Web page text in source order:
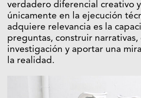
verdadero diferencial creativo
únicamente en la ejecución
adquiere relevancia es la
preguntas, construir narrativas,
investigación y aportar una
la realidad.